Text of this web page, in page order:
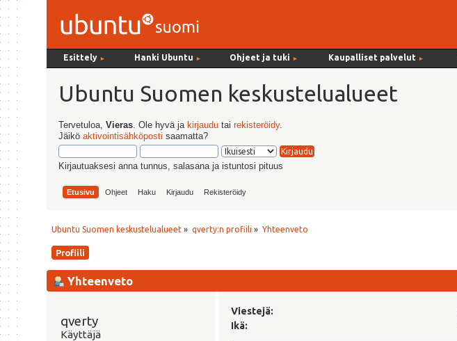
Esittely ► Hanki Ubuntu ► Ohjeet ja tuki ► Kaupalliset palvelut ►
Ubuntu Suomen keskustelualueet
Tervetuloa, Vieras. Ole hyvä ja kirjaudutai rekisteröidy.
Jäikö aktivointisähköposti saamatta?
Kirjautuaksesi anna tunnus, salasana ja istuntosi pituus
Etusivu Ohjeet Haku Kirjaudu Rekisteröidy
Ubuntu Suomen keskustelualueet » qverty:n profiili » Yhteenveto
Profiili
Yhteenveto
qverty
Käyttäjä
Viestejä:
Ikä: